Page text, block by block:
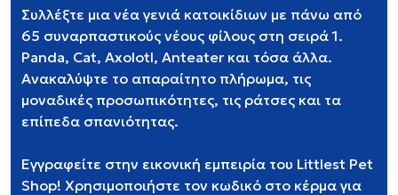
Συλλέξτε μια νέα γενιά κατοικίδιων με πάνω από
65 συναρπαστικούς νέους φίλους στη σειρά 1.
Panda, Cat, Axolotl, Anteater και τόσα άλλα.
Ανακαλύψτε το απαραίτητο πλήρωμα, τις
μοναδικές προσωπικότητες, τις ράτσες και τα
επίπεδα σπανιότητας.
Εγγραφείτε στην εικονική εμπειρία του Littlest Pet
Shop! Χρησιμοποιήστε τον κωδικό στο κέρμα για